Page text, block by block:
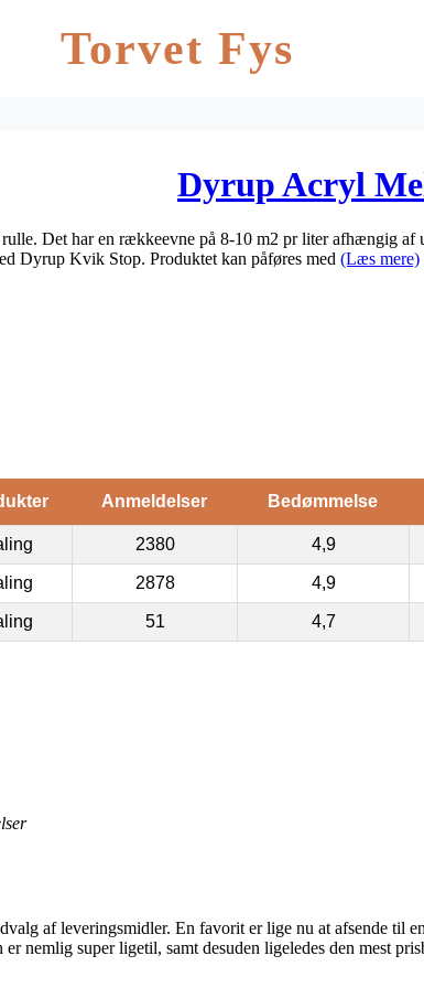
Torvet Fys
Dyrup Acryl
Det har en rækkeevne på 8-10 m2 pr liter afhængig af
Dyrup Kvik Stop. Produktet kan påføres med (Læs mere)
Anmeldelser Bedømmelse
2380 4,9
2878 4,9
51 4,7
af leveringsmidler. En favorit er lige nu at afsende til
nemlig super ligetil, samt desuden ligeledes den mest